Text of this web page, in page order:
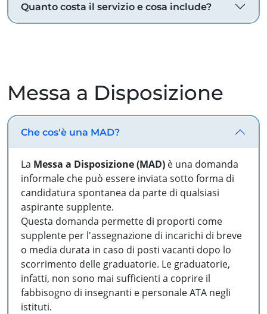
Quanto costa il servizio e cosa include?
Messa a Disposizione
Che cos'è una MAD?
La Messa a Disposizione (MAD) è una domanda
informale che può essere inviata sotto forma di
candidatura spontanea da parte di qualsiasi
aspirante supplente.
Questa domanda permette di proporti come
supplente per l'assegnazione di incarichi di breve
o media durata in caso di posti vacanti dopo lo
scorrimento delle graduatorie. Le graduatorie,
infatti, non sono mai sufficienti a coprire il
fabbisogno di insegnanti e personale ATA negli
istituti.